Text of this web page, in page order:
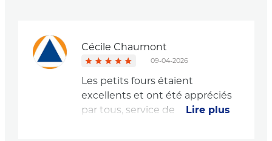
Cécile Chaumont
09-04-2026
Les petits fours étaient
excellents et ont été appréciés
par tous, service de qualité,
Lire plus